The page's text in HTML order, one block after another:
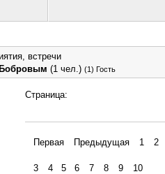
встречи
(1 чел.) (1) Гость
Страница:
Первая Предыдущая 1 2
3 4 5 6 7 8 9 10